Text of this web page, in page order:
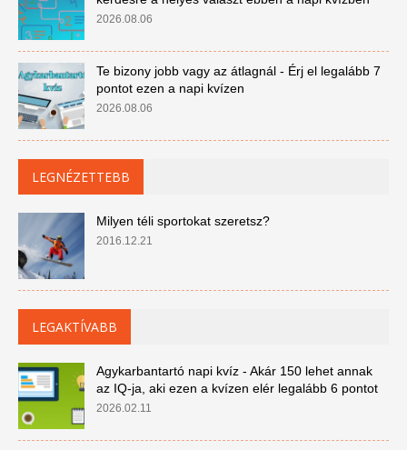
2026.08.06
Te bizony jobb vagy az átlagnál - Érj el legalább 7
pontot ezen a napi kvízen
2026.08.06
LEGNÉZETTEBB
Milyen téli sportokat szeretsz?
2016.12.21
LEGAKTÍVABB
Agykarbantartó napi kvíz - Akár 150 lehet annak
az IQ-ja, aki ezen a kvízen elér legalább 6 pontot
2026.02.11